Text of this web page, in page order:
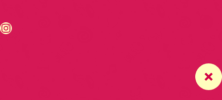
https://www.instagram.com/fmodia.cabofrio/